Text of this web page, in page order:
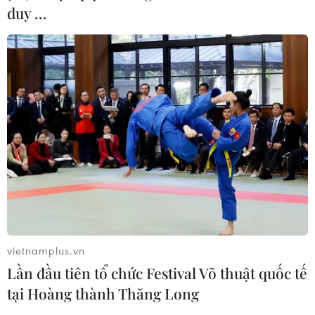
Ấn Độ thử thành công tên lửa đạn
đạo Agni-4, tầm bắn 4.000 km
06/08/2026 23:17
Hàn Quốc tái khẳng định mục tiêu
chung sống hòa bình với Triều Tiên
06/08/2026 15:33
Lở đất tại Philippines khiến ít nhất 4
Trung Quốc thử nghiệm tuyến tàu
duy …
vietnamplus.vn
Lần đầu tiên tổ chức Festival Võ thuật quốc tế
tại Hoàng thành Thăng Long